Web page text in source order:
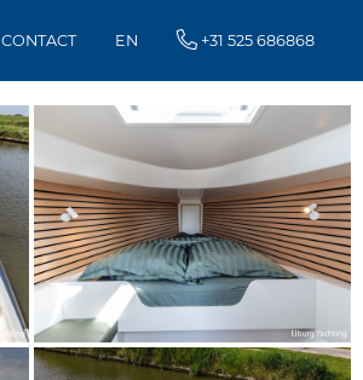
CONTACT EN +31 525 686868